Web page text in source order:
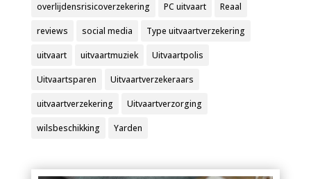
overlijdensrisicoverzekering PC uitvaart Reaal
reviews social media Type uitvaartverzekering
uitvaart uitvaartmuziek Uitvaartpolis
Uitvaartsparen Uitvaartverzekeraars
uitvaartverzekering Uitvaartverzorging
wilsbeschikking Yarden